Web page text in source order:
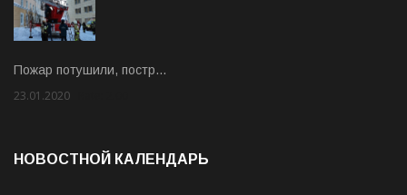
Пожар потушили, постр…
23.01.2020
НОВОСТНОЙ КАЛЕНДАРЬ